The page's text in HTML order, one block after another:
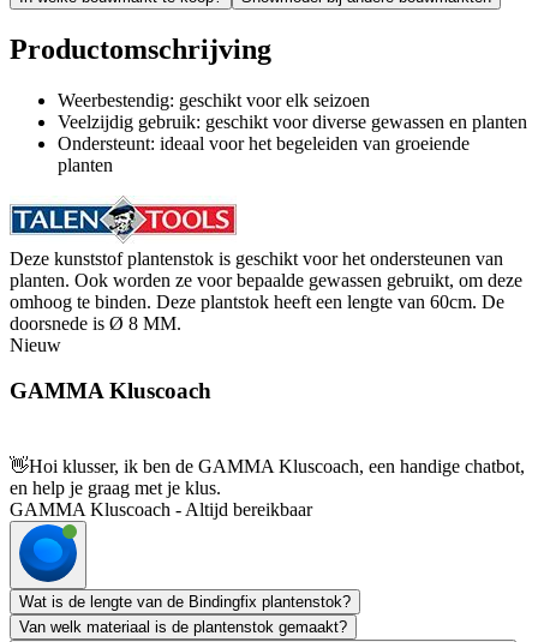
Productomschrijving
Weerbestendig: geschikt voor elk seizoen
Veelzijdig gebruik: geschikt voor diverse gewassen en planten
Ondersteunt: ideaal voor het begeleiden van groeiende
planten
Deze kunststof plantenstok is geschikt voor het ondersteunen van
planten. Ook worden ze voor bepaalde gewassen gebruikt, om deze
omhoog te binden. Deze plantstok heeft een lengte van 60cm. De
doorsnede is Ø 8 MM.
Nieuw
GAMMA Kluscoach
👋Hoi klusser, ik ben de GAMMA Kluscoach, een handige chatbot,
en help je graag met je klus.
GAMMA Kluscoach - Altijd bereikbaar
Wat is de lengte van de Bindingfix plantenstok?
Van welk materiaal is de plantenstok gemaakt?